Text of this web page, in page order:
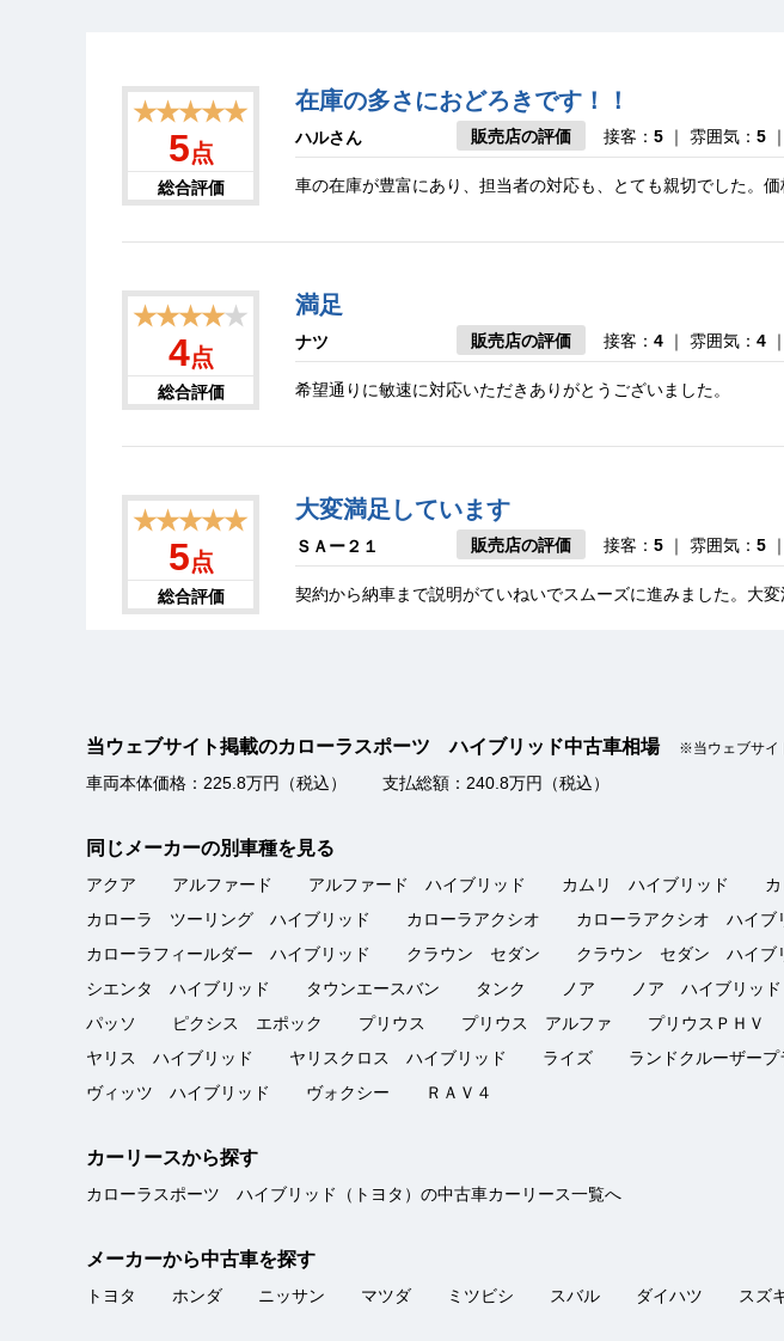
★★★★★
5点
総合評価
在庫の多さにおどろきです！！
ハルさん 販売店の評価 接客： 5 ｜ 雰囲気： 5
車の在庫が豊富にあり、担当者の対応も、とても親切でした。価
★★★★★
4点
総合評価
満足
ナツ 販売店の評価 接客： 4 ｜ 雰囲気： 4
希望通りに敏速に対応いただきありがとうございました。
★★★★★
5点
総合評価
大変満足しています
ＳＡー２１ 販売店の評価 接客： 5 ｜ 雰囲気： 5
契約から納車まで説明がていねいでスムーズに進みました。大
5 オキヒガ 販売店の評価 接客：5 ｜ 雰囲気：4
申込みから最後の納車まで、担当者の段取りが良く、こちらも
★★★★★
4点
総合評価
買ってよかった。
かっちゃんパパさん 販売店の評価 接客：4 ｜ 雰囲気：
対応が良くて悪い所もかすさずに伝えてくれて安心して買う事
★★★★★
5点
saku22112211 販売店の評価 接客：
りました。
当ウェブサイト掲載のカローラスポーツ ハイブリッド中古車相場 ※当ウェブサイ
車両本体価格：225.8万円（税込） 支払総額：240.8万円（税込）
同じメーカーの別車種を見る
アクア アルファード アルファード ハイブリッド カムリ ハイブリッド
カローラ ツーリング ハイブリッド
カローラアクシオ カローラアクシオ ハイブ
カローラフィールダー ハイブリッド
クラウン セダン クラウン セダン ハイブ
シエンタ ハイブリッド
タウンエースバン タンク ノア ノア ハイブリッド
パッソ
ピクシス エポック プリウス プリウス アルファ プリウスＰＨＶ
ヤリス ハイブリッド
ヤリスクロス ハイブリッド ライズ ランドクルーザープ
ヴィッツ ハイブリッド
ヴォクシー ＲＡＶ４
カーリースから探す
カローラスポーツ ハイブリッド（トヨタ）の中古車カーリース一覧へ
メーカーから中古車を探す
トヨタ ホンダ ニッサン マツダ ミツビシ スバル ダイハツ スズ